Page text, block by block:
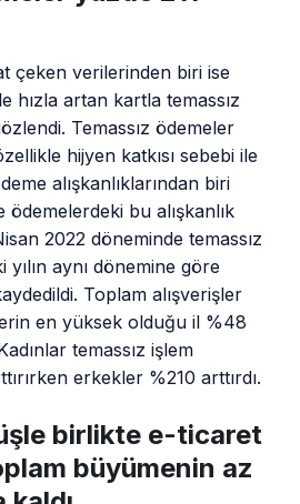
çeken verilerinden biri ise
hızla artan kartla temassız
Temassız ödemeler
hijyen katkısı sebebi ile
alışkanlıklarından biri
bu alışkanlık
2022 döneminde temassız
aynı dönemine göre
Toplam alışverişler
en yüksek olduğu il %48
temassız işlem
erkekler %210 arttırdı.
birlikte e-ticaret
büyümenin az